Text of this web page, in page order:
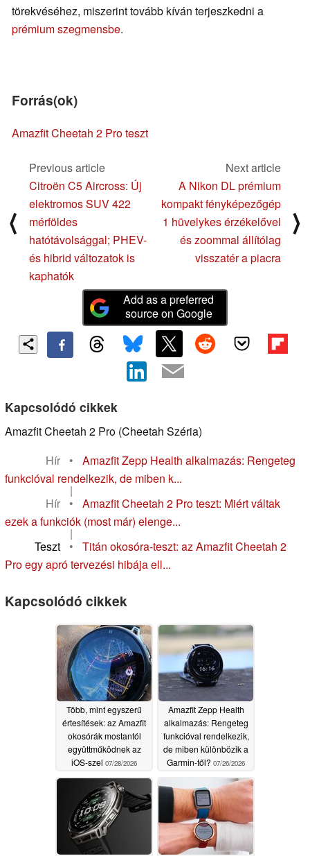
törekvéséhez, miszerint tovább kíván terjeszkedni a
prémium szegmensbe.
Forrás(ok)
Amazfit Cheetah 2 Pro teszt
⟨
Previous article
Citroën C5 Aircross: Új
elektromos SUV 422
mérföldes
hatótávolsággal; PHEV-
és hibrid változatok is
kaphatók
Next article
A Nikon DL prémium
kompakt fényképezőgép
1 hüvelykes érzékelővel
és zoommal állítólag
visszatér a piacra
⟩
Add as a preferred
source on Google
Kapcsolódó cikkek
Amazfit Cheetah 2 Pro (Cheetah Széria)
Hír
•
Amazfit Zepp Health alkalmazás: Rengeteg
funkcióval rendelkezik, de miben k...
|
Hír
•
Amazfit Cheetah 2 Pro teszt: Miért váltak
ezek a funkciók (most már) elenge...
|
Teszt
•
Titán okosóra-teszt: az Amazfit Cheetah 2
Pro egy apró tervezési hibája ell...
Kapcsolódó cikkek
Több, mint egyszerű
értesítések: az Amazfit
okosórák mostantól
együttműködnek az
iOS-szel 07/28/2026
Amazfit Zepp Health
alkalmazás: Rengeteg
funkcióval rendelkezik,
de miben különbözik a
Garmin-től? 07/26/2026